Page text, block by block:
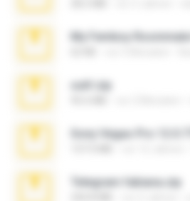
My Femboy
ouh!.zip
Telegram fabiana.zip